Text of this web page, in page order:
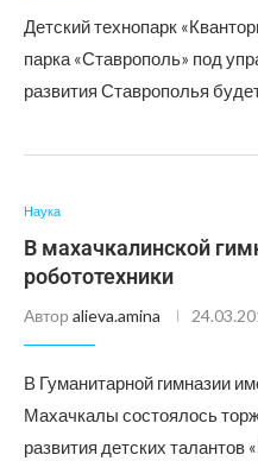
Детский технопарк
парка «Ставрополь» под
развития Ставрополья
Наука
В махачкалинской
робототехники
Автор alieva.amina
В Гуманитарной гимназии
Махачкалы состоялось
развития детских талантов